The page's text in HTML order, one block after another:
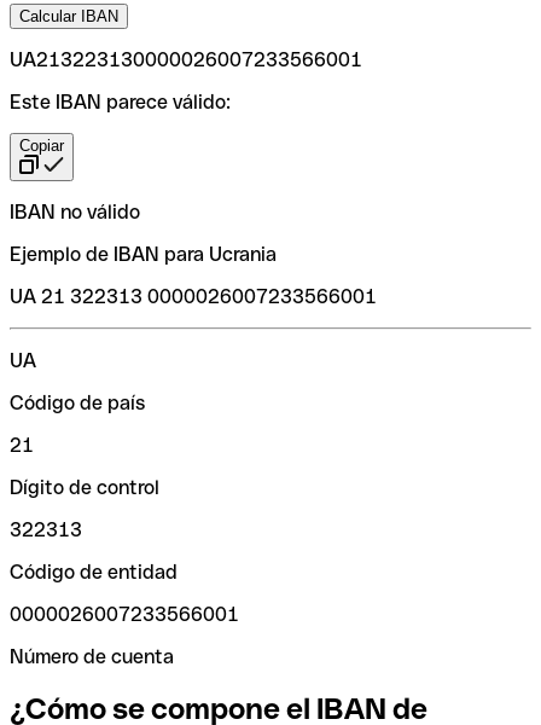
Calcular IBAN
UA213223130000026007233566001
Este IBAN parece válido:
Copiar
IBAN no válido
Ejemplo de IBAN para Ucrania
UA 21 322313 0000026007233566001
UA
Código de país
21
Dígito de control
322313
Código de entidad
0000026007233566001
Número de cuenta
¿Cómo se compone el IBAN de